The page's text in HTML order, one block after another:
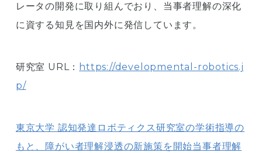
レータの開発に取り組んでおり、当事者理解の深化
に資する知見を国内外に発信しています。
研究室 URL： https://developmental-robotics.j
p/
東京大学 認知発達ロボティクス研究室の学術指導の
もと、障がい者理解浸透の新施策を開始当事者理解